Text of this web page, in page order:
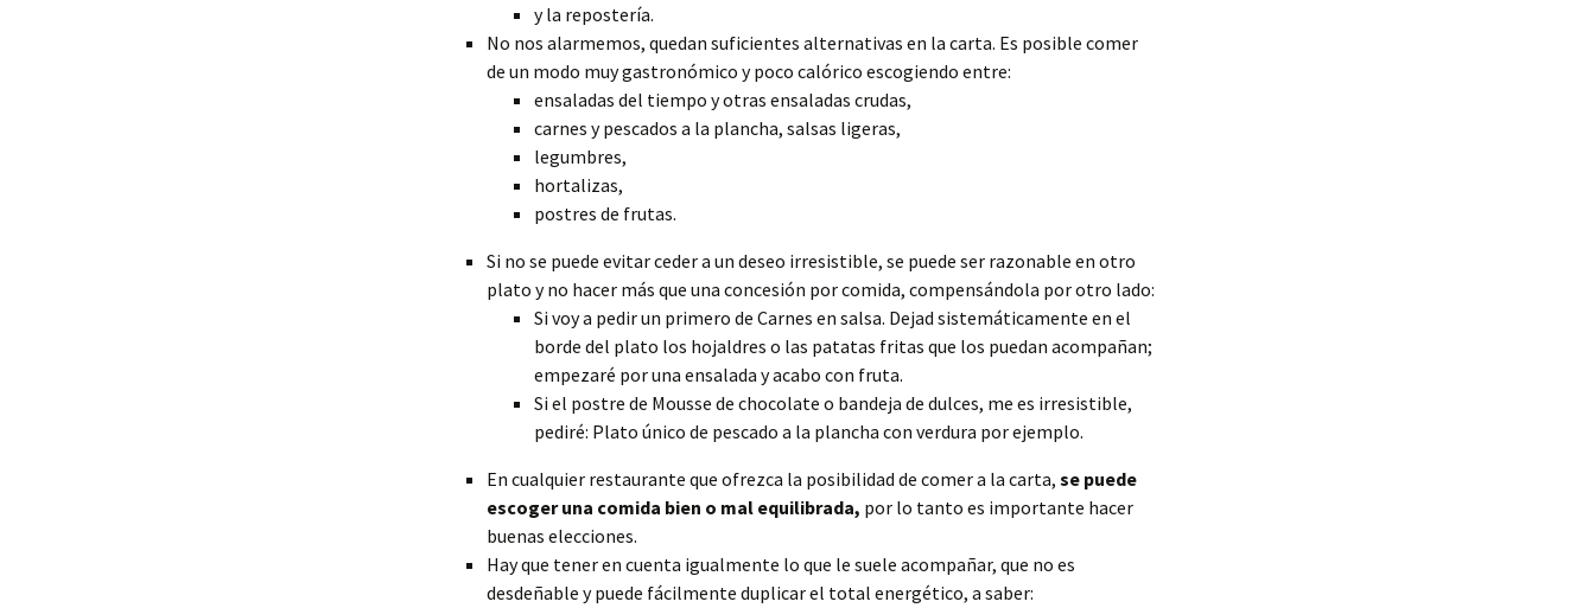
y la repostería.
No nos alarmemos, quedan suficientes alternativas en la carta. Es posible comer
de un modo muy gastronómico y poco calórico escogiendo entre:
ensaladas del tiempo y otras ensaladas crudas,
carnes y pescados a la plancha, salsas ligeras,
legumbres,
hortalizas,
postres de frutas.
Si no se puede evitar ceder a un deseo irresistible, se puede ser razonable en otro
plato y no hacer más que una concesión por comida, compensándola por otro lado:
Si voy a pedir un primero de Carnes en salsa. Dejad sistemáticamente en el
borde del plato los hojaldres o las patatas fritas que los puedan acompañan;
empezaré por una ensalada y acabo con fruta.
Si el postre de Mousse de chocolate o bandeja de dulces, me es irresistible,
pediré: Plato único de pescado a la plancha con verdura por ejemplo.
En cualquier restaurante que ofrezca la posibilidad de comer a la carta, se puede
escoger una comida bien o mal equilibrada, por lo tanto es importante hacer
buenas elecciones.
Hay que tener en cuenta igualmente lo que le suele acompañar, que no es
desdeñable y puede fácilmente duplicar el total energético, a saber: